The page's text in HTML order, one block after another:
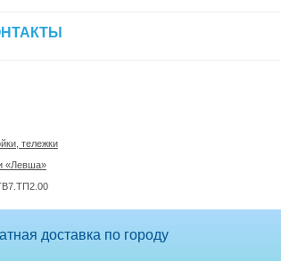
тележки
«Левша»
доставка по городу